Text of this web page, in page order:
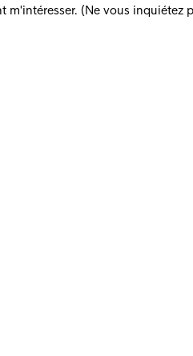
m'intéresser. (Ne vous